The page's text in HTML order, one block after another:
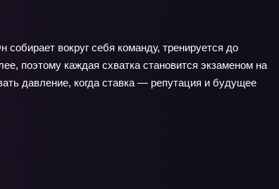
вокруг себя команду, тренируется до
поэтому каждая схватка становится экзаменом на
давление, когда ставка — репутация и будущее